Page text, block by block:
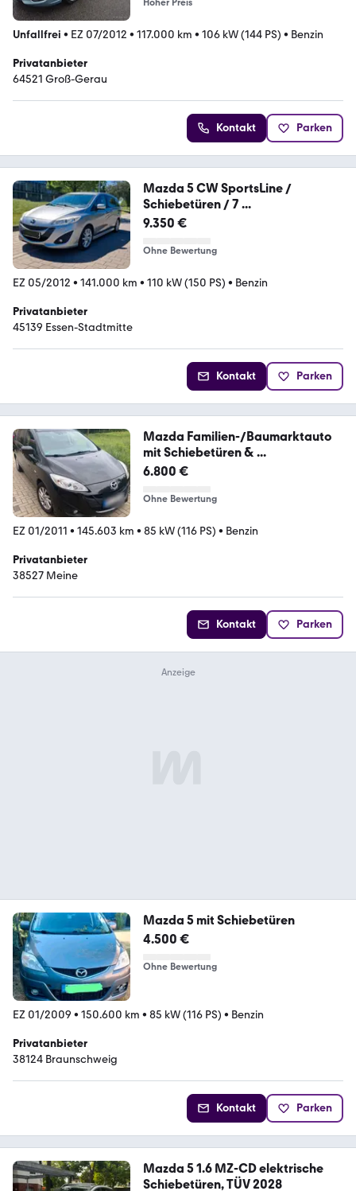
Hoher Preis
Unfallfrei • EZ 07/2012 • 117.000 km • 106 kW (144 PS) • Benzin
Privatanbieter
64521 Groß-Gerau
Kontakt Parken
Mazda 5 CW SportsLine /
Schiebetüren / 7 ...
9.350 €
Ohne Bewertung
EZ 05/2012 • 141.000 km • 110 kW (150 PS) • Benzin
Privatanbieter
45139 Essen-Stadtmitte
Kontakt Parken
Mazda Familien-/Baumarktauto
mit Schiebetüren & ...
6.800 €
Ohne Bewertung
EZ 01/2011 • 145.603 km • 85 kW (116 PS) • Benzin
Privatanbieter
38527 Meine
Kontakt Parken
Mazda 5 mit Schiebetüren
4.500 €
Ohne Bewertung
EZ 01/2009 • 150.600 km • 85 kW (116 PS) • Benzin
Privatanbieter
38124 Braunschweig
Kontakt Parken
Mazda 5 1.6 MZ-CD elektrische
Schiebetüren, TÜV 2028